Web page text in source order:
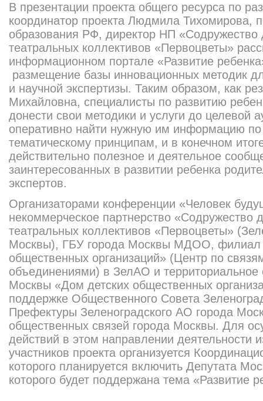
В презентации проекта общего ресурса по
координатор проекта Людмила Тихомирова,
образования РФ, директор НП «Содружество
театральных коллективов «Первоцветы»
информационном портале «Развитие
размещение базы инновационных методик
и научной экспертизы. Таким образом, как
Михайловна, специалисты по развитию
донести свои методики и услуги до целевой
оперативно найти нужную им информацию по
тематическому принципам, и в конечном
действительно полезное и деятельное
заинтересованных в развитии ребенка
экспертов.
Организаторами конференции «Человек
некоммерческое партнерство «Содружество
театральных коллективов «Первоцветы»
Москвы), ГБУ города Москвы МДОО, филиал
общественных организаций» (Центр по
объединениями) в ЗелАО и территориальное
Москвы «Дом детских общественных
поддержке Общественного Совета
Префектуры Зеленоградского АО города
общественных связей города Москвы. Для
действий в этом направлении деятельности
участников проекта организуется
которого планируется включить Депутата
которого будет поддержана тема «Развитие